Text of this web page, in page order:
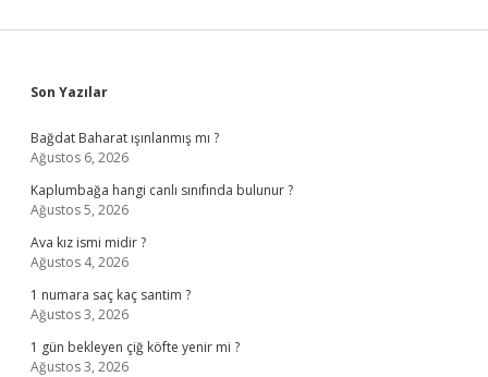
Sidebar
Son Yazılar
Bağdat Baharat ışınlanmış mı ?
Ağustos 6, 2026
Kaplumbağa hangi canlı sınıfında bulunur ?
Ağustos 5, 2026
Ava kız ismi midir ?
Ağustos 4, 2026
1 numara saç kaç santim ?
Ağustos 3, 2026
1 gün bekleyen çiğ köfte yenir mi ?
Ağustos 3, 2026